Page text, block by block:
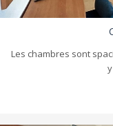
Les chambres sont